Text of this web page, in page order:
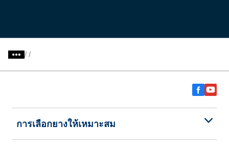
/
การเลือกยางให้เหมาะสม